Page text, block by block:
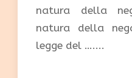
natura della
natura della
legge del …....